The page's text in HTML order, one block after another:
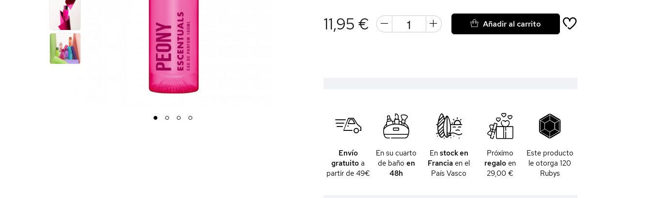
1 2 3 4
11,95 € Añadir al carrito
Envío
gratuito a
partir de 49€
En su cuarto
de baño en
48h
En stock en
Francia en el
País Vasco
Próximo
regalo en
29,00 €
Este producto
le otorga120
Rubys